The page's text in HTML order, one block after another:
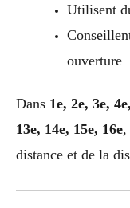
Utilisent
ouverture
Dans 1e, 2e, 3e,
13e, 14e, 15e, 16e,
distance et de la